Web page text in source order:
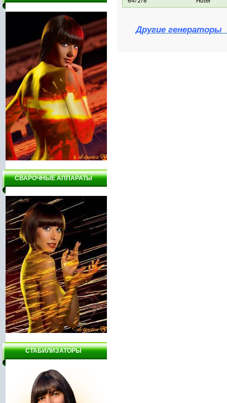
Другие
СВАРОЧНЫЕ АППАРАТЫ
СТАБИЛИЗАТОРЫ